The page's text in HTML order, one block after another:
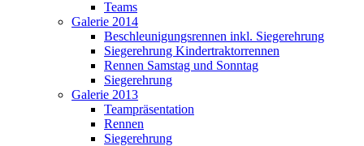
Teams
Galerie 2014
Beschleunigungsrennen inkl. Siegerehrung
Siegerehrung Kindertraktorrennen
Rennen Samstag und Sonntag
Siegerehrung
Galerie 2013
Teampräsentation
Rennen
Siegerehrung